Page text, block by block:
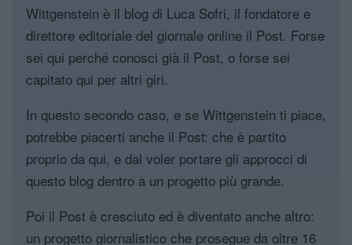
Wittgenstein è il blog di Luca Sofri, il fondatore e
direttore editoriale del giornale online il Post. Forse
sei qui perché conosci già il Post, o forse sei
capitato qui per altri giri.
In questo secondo caso, e se Wittgenstein ti piace,
potrebbe piacerti anche il Post: che è partito
proprio da qui, e dal voler portare gli approcci di
questo blog dentro a un progetto più grande.
Poi il Post è cresciuto ed è diventato anche altro:
un progetto giornalistico che prosegue da oltre 16